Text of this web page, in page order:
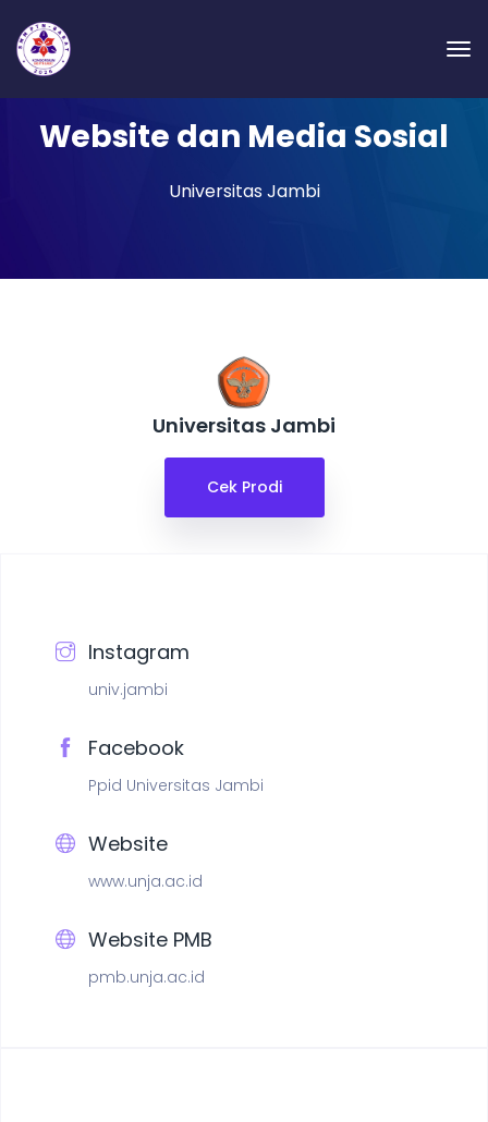
Website dan Media Sosial
Universitas Jambi
Universitas Jambi
Cek Prodi
Instagram
univ.jambi
Facebook
Ppid Universitas Jambi
Website
www.unja.ac.id
Website PMB
pmb.unja.ac.id